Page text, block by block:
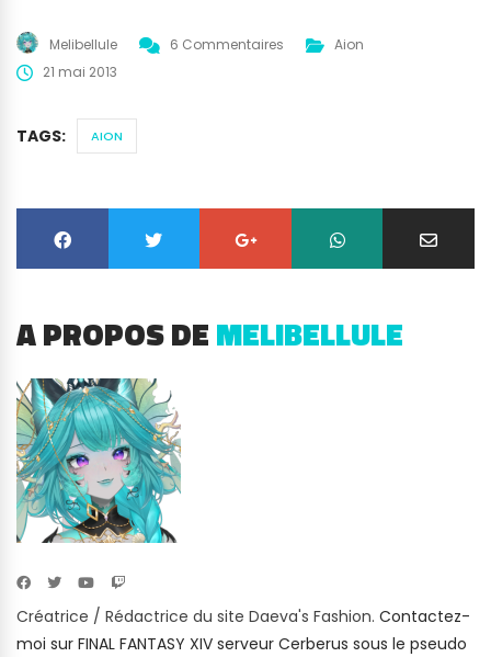
Melibellule 6 Commentaires
Aion
21 mai 2013
TAGS: AION
A PROPOS DEMELIBELLULE
Créatrice / Rédactrice du site Daeva's Fashion. Contactez-
moi sur FINAL FANTASY XIV serveur Cerberus sous le pseudo